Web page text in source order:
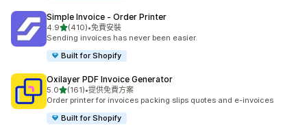
Simple Invoice ‑ Order Printer
4.9滿分 5 顆星
(410)
共有 410 則評價
•免費安裝
Sending invoices has never been easier.
Built for Shopify
Oxilayer PDF Invoice Generator
5.0滿分 5 顆星
(161)
共有 161 則評價
•提供免費方案
Order printer for invoices packing slips quotes and e-invoices
Built for Shopify